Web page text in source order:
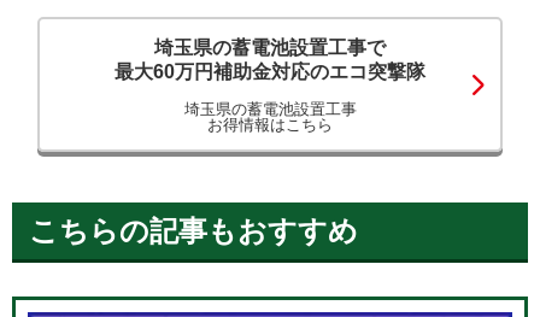
埼玉県の蓄電池設置工事で
最大60万円補助金対応のエコ突撃隊
埼玉県の蓄電池設置工事
お得情報はこちら
こちらの記事もおすすめ